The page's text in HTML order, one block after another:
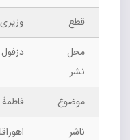
قطع
وزیری
محل
نشر
دزفول
موضوع
ناشر